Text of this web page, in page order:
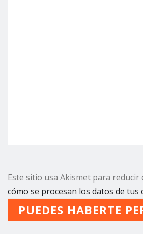
Este sitio usa Akismet para reducir
cómo se procesan los datos de tus
PUEDES HABERTE